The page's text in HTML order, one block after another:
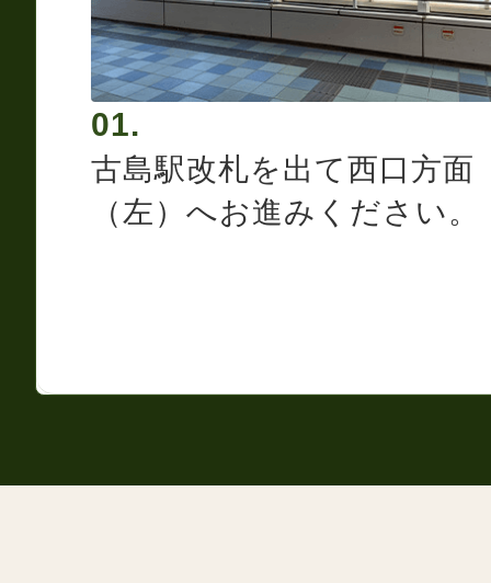
01.
古島駅改札を出て西口方面
（左）へお進みください。